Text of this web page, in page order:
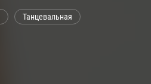
Танцевальная